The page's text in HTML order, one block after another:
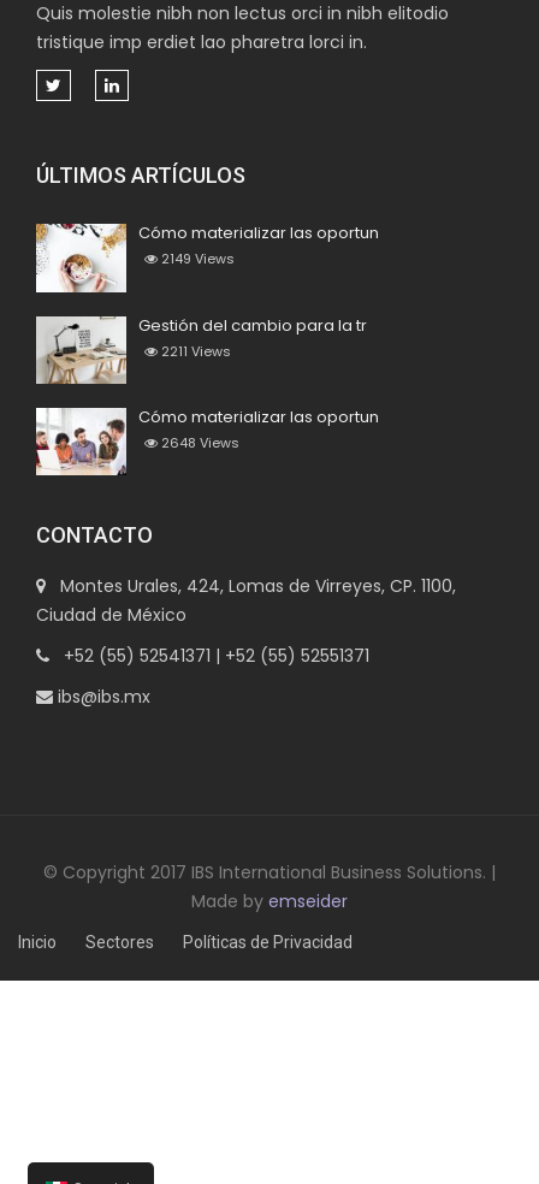
Quis molestie nibh non lectus orci in nibh elitodio
tristique imp erdiet lao pharetra lorci in.
ÚLTIMOS ARTÍCULOS
Cómo materializar las oportun
2149 Views
Gestión del cambio para la tr
2211 Views
Cómo materializar las oportun
2648 Views
CONTACTO
Montes Urales, 424, Lomas de Virreyes, CP. 1100,
Ciudad de México
+52 (55) 52541371 | +52 (55) 52551371
ibs@ibs.mx
© Copyright 2017 IBS International Business Solutions. |
Made by emseider
Inicio Sectores Políticas de Privacidad